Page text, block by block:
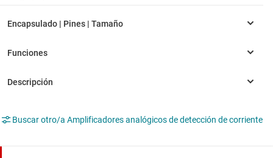
Buscar otro/a Amplificadores analógicos de detección de corriente